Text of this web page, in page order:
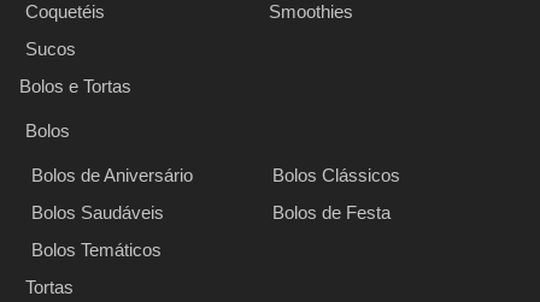
Coquetéis
Smoothies
Sucos
Bolos e Tortas
Bolos
Bolos de Aniversário
Bolos Clássicos
Bolos Saudáveis
Bolos de Festa
Bolos Temáticos
Tortas